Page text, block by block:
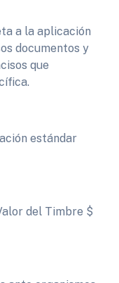
a la aplicación
documentos y
que
estándar
del Timbre $